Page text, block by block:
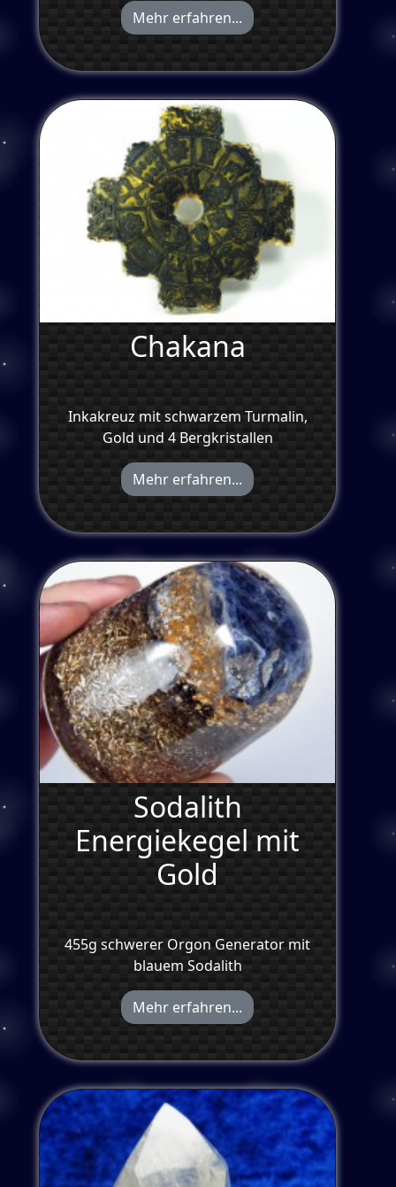
Mehr erfahren...
Chakana
Inkakreuz mit schwarzem Turmalin,
Gold und 4 Bergkristallen
Mehr erfahren...
Sodalith
Energiekegel mit
Gold
455g schwerer Orgon Generator mit
blauem Sodalith
Mehr erfahren...